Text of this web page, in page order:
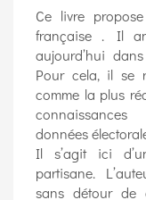
Ce livre
française . Il
aujourd’hui
Pour cela, il se
comme la plus
connaissances
données
Il s’agit ici
partisane.
sans détour de